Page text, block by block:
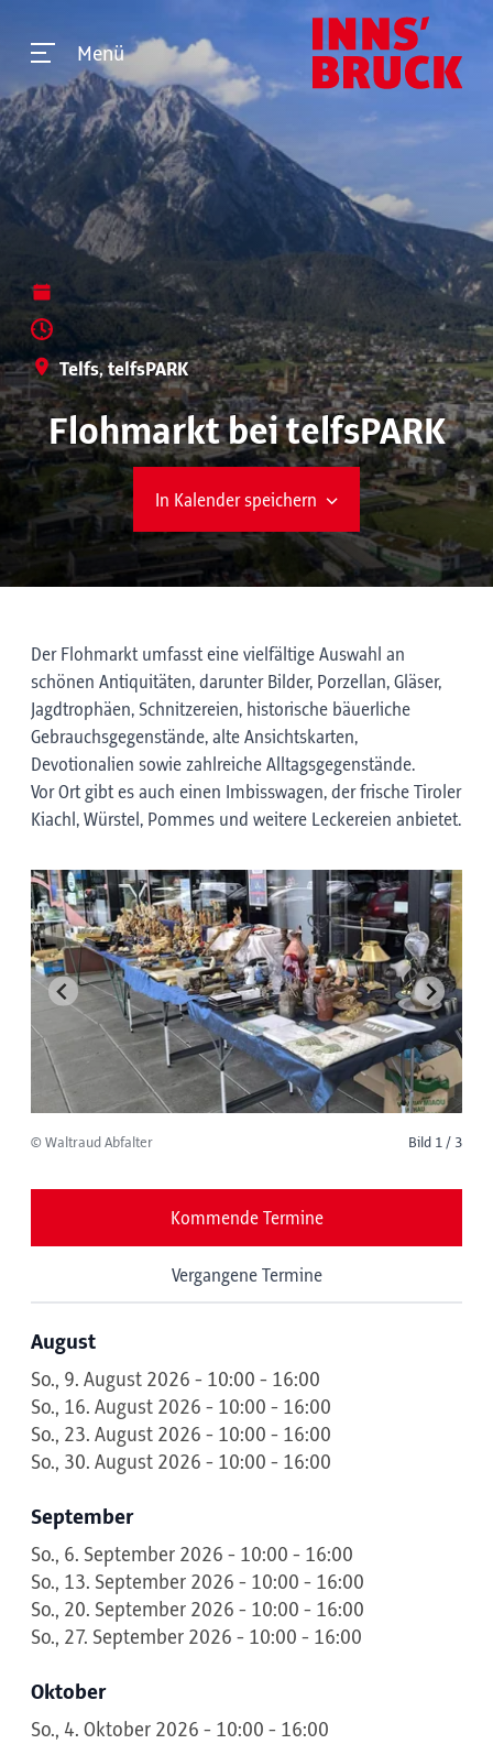
Menü
Telfs, telfsPARK
Flohmarkt bei telfsPARK
In Kalender speichern
Der Flohmarkt umfasst eine vielfältige Auswahl an
schönen Antiquitäten, darunter Bilder, Porzellan, Gläser,
Jagdtrophäen, Schnitzereien, historische bäuerliche
Gebrauchsgegenstände, alte Ansichtskarten,
Devotionalien sowie zahlreiche Alltagsgegenstände.
Vor Ort gibt es auch einen Imbisswagen, der frische Tiroler
Kiachl, Würstel, Pommes und weitere Leckereien anbietet.
© Waltraud Abfalter Bild 1 / 3
Kommende Termine
Vergangene Termine
August
So., 9. August 2026 - 10:00 - 16:00
So., 16. August 2026 - 10:00 - 16:00
So., 23. August 2026 - 10:00 - 16:00
So., 30. August 2026 - 10:00 - 16:00
September
So., 6. September 2026 - 10:00 - 16:00
So., 13. September 2026 - 10:00 - 16:00
So., 20. September 2026 - 10:00 - 16:00
So., 27. September 2026 - 10:00 - 16:00
Oktober
So., 4. Oktober 2026 - 10:00 - 16:00